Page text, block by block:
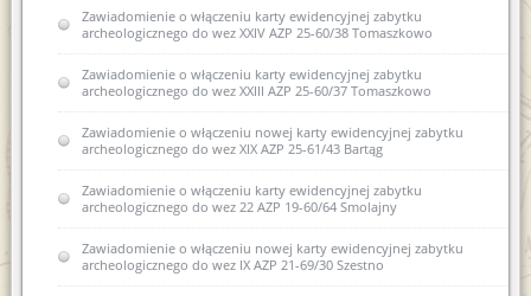
Zawiadomienie o włączeniu karty ewidencyjnej zabytku
archeologicznego do wez XXIV AZP 25-60/38 Tomaszkowo
Zawiadomienie o włączeniu karty ewidencyjnej zabytku
archeologicznego do wez XXIII AZP 25-60/37 Tomaszkowo
Zawiadomienie o włączeniu nowej karty ewidencyjnej zabytku
archeologicznego do wez XIX AZP 25-61/43 Bartąg
Zawiadomienie o włączeniu karty ewidencyjnej zabytku
archeologicznego do wez 22 AZP 19-60/64 Smolajny
Zawiadomienie o włączeniu nowej karty ewidencyjnej zabytku
archeologicznego do wez IX AZP 21-69/30 Szestno